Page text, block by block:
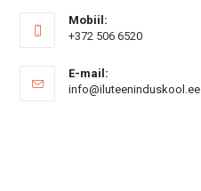
Mobiil:
+372 506 6520
E-mail:
info@iluteeninduskool.ee